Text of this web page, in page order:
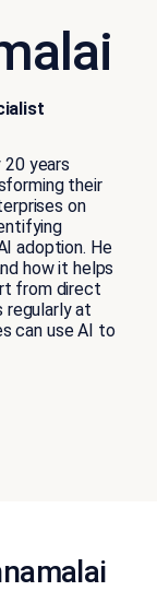
20 years
their
on
adoption. He
how it helps
from direct
regularly at
can use AI to